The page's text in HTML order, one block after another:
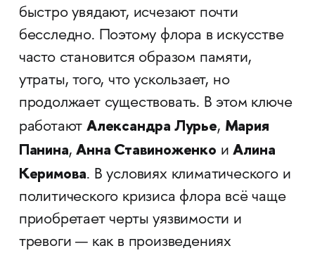
быстро увядают, исчезают почти
бесследно. Поэтому флора в искусстве
часто становится образом памяти,
утраты, того, что ускользает, но
продолжает существовать. В этом ключе
работаютАлександра Лурье, Мария
Панина,Анна Ставиноженко иАлина
Керимова. В условиях климатического и
политического кризиса флора всё чаще
приобретает черты уязвимости и
тревоги — как в произведениях